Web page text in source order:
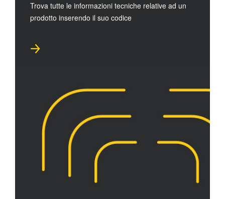
Trova tutte le informazioni tecniche relative ad un
prodotto inserendo il suo codice